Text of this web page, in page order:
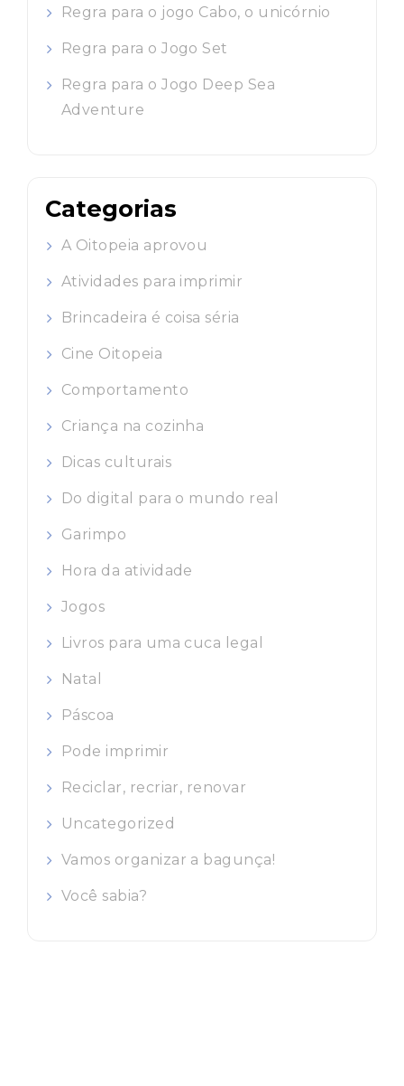
Regra para o jogo Cabo, o unicórnio
Regra para o Jogo Set
Regra para o Jogo Deep Sea
Adventure
Categorias
A Oitopeia aprovou
Atividades para imprimir
Brincadeira é coisa séria
Cine Oitopeia
Comportamento
Criança na cozinha
Dicas culturais
Do digital para o mundo real
Garimpo
Hora da atividade
Jogos
Livros para uma cuca legal
Natal
Páscoa
Pode imprimir
Reciclar, recriar, renovar
Uncategorized
Vamos organizar a bagunça!
Você sabia?